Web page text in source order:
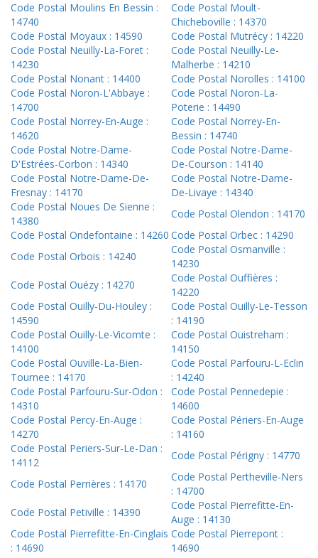
Code Postal Moulins En Bessin :
14740
Code Postal Moult-
Chicheboville : 14370
Code Postal Moyaux : 14590
Code Postal Mutrécy : 14220
Code Postal Neuilly-La-Foret :
14230
Code Postal Neuilly-Le-
Malherbe : 14210
Code Postal Nonant : 14400
Code Postal Norolles : 14100
Code Postal Noron-L'Abbaye :
14700
Code Postal Noron-La-
Poterie : 14490
Code Postal Norrey-En-Auge :
14620
Code Postal Norrey-En-
Bessin : 14740
Code Postal Notre-Dame-
D'Estrées-Corbon : 14340
Code Postal Notre-Dame-
De-Courson : 14140
Code Postal Notre-Dame-De-
Fresnay : 14170
Code Postal Notre-Dame-
De-Livaye : 14340
Code Postal Noues De Sienne :
14380
Code Postal Olendon : 14170
Code Postal Ondefontaine : 14260 Code Postal Orbec : 14290
Code Postal Orbois : 14240
Code Postal Osmanville :
14230
Code Postal Ouézy : 14270
Code Postal Ouffières :
14220
Code Postal Ouilly-Du-Houley :
14590
Code Postal Ouilly-Le-Tesson
: 14190
Code Postal Ouilly-Le-Vicomte :
14100
Code Postal Ouistreham :
14150
Code Postal Ouville-La-Bien-
Tournee : 14170
Code Postal Parfouru-L-Eclin
: 14240
Code Postal Parfouru-Sur-Odon :
14310
Code Postal Pennedepie :
14600
Code Postal Percy-En-Auge :
14270
Code Postal Périers-En-Auge
: 14160
Code Postal Periers-Sur-Le-Dan :
14112
Code Postal Périgny : 14770
Code Postal Perrières : 14170
Code Postal Pertheville-Ners
: 14700
Code Postal Petiville : 14390
Code Postal Pierrefitte-En-
Auge : 14130
Code Postal Pierrefitte-En-Cinglais
: 14690
Code Postal Pierrepont :
14690